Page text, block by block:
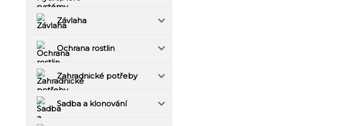
Závlaha
Ochrana rostlin
Zahradnické potřeby
Sadba a klonování